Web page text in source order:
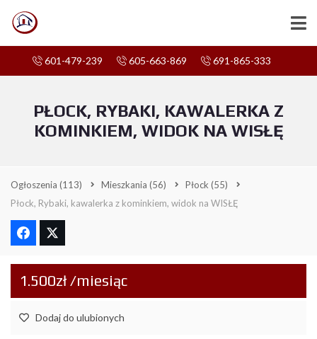
601-479-239 605-663-869 691-865-333
PŁOCK, RYBAKI, KAWALERKA Z
KOMINKIEM, WIDOK NA WISŁĘ
Ogłoszenia (113) Mieszkania (56) Płock (55)
Płock, Rybaki, kawalerka z kominkiem, widok na WISŁĘ
1.500zł /miesiąc
Dodaj do ulubionych